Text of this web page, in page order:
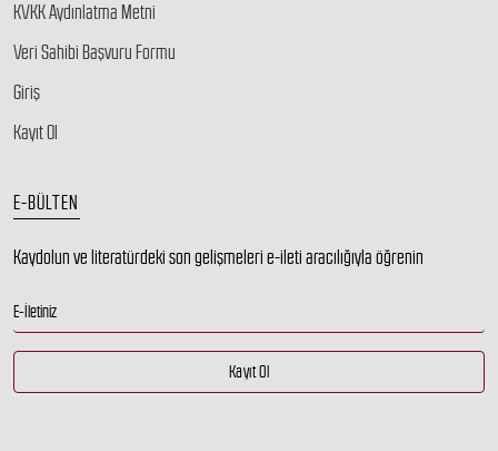
KVKK Aydınlatma Metni
Veri Sahibi Başvuru Formu
Giriş
Kayıt Ol
E-BÜLTEN
Kaydolun ve literatürdeki son gelişmeleri e-ileti aracılığıyla öğrenin